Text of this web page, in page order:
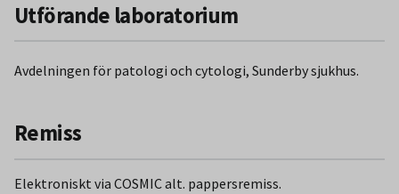
Utförande laboratorium
Avdelningen för patologi och cytologi, Sunderby sjukhus.
Remiss
Elektroniskt via COSMIC alt. pappersremiss.